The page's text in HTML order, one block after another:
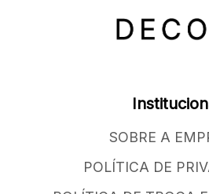
SOBRE A
POLÍTICA DE